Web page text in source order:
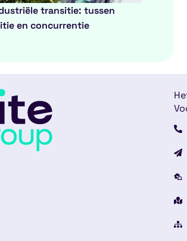
transitie: tussen
en concurrentie